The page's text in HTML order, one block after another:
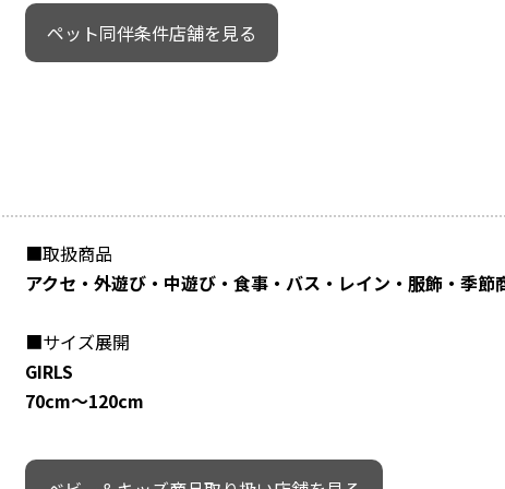
ペット同伴条件店舗を見る
■取扱商品
アクセ・外遊び・中遊び・食事・バス・レイン・服飾・季節
■サイズ展開
GIRLS
70cm～120cm